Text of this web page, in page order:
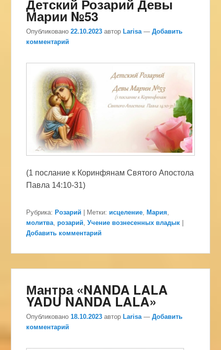
Детский Розарий Девы
Марии №53
Опубликовано22.10.2023 автор Larisa —Добавить
комментарий
(1 послание к Коринфянам Святого Апостола
Павла 14:10-31)
Рубрика: Розарий Метки: исцеление, Мария,
молитва,розарий,Учение вознесенных владык
Добавить комментарий
Мантра «NANDA LALA
YADU NANDA LALA»
Опубликовано18.10.2023 автор Larisa —Добавить
комментарий